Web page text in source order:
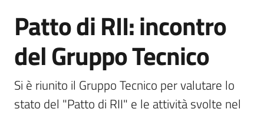
Salta al contenuto
Patto di RII: incontro
del Gruppo Tecnico
Si è riunito il Gruppo Tecnico per valutare lo
stato del "Patto di RII" e le attività svolte nel